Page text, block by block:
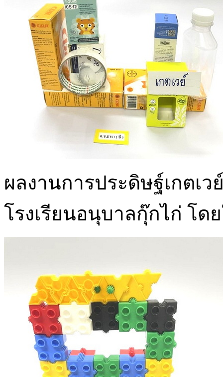
ผลงานการประดิษฐ์เกตเ
โรงเรียนอนุบาลกุ๊กไก่ โด